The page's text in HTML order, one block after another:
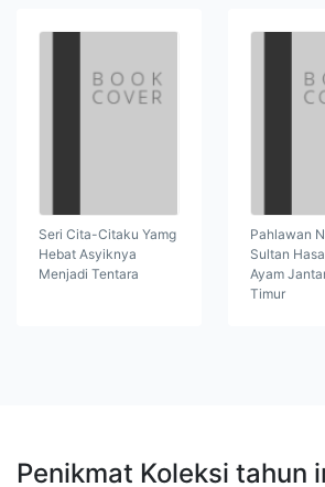
Seri Cita-Citaku Yamg
Hebat Asyiknya
Menjadi Tentara
Pahlawan
Sultan
Ayam
Timur
Penikmat Koleksi tahun